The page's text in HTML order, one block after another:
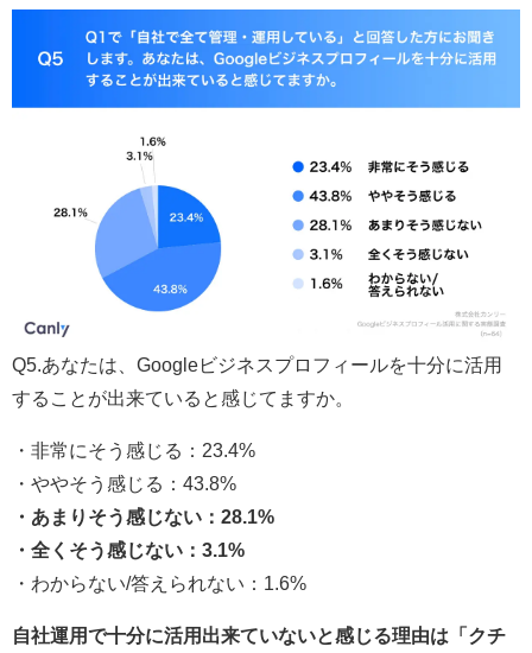
Q5.あなたは、Googleビジネスプロフィールを十分に活用
することが出来ていると感じてますか。
・非常にそう感じる：23.4%
・ややそう感じる：43.8%
・あまりそう感じない：28.1%
・全くそう感じない：3.1%
・わからない/答えられない：1.6%
自社運用で十分に活用出来ていないと感じる理由は「クチ